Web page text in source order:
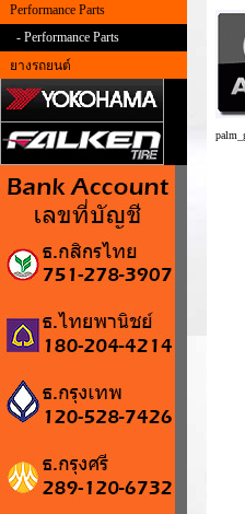
Performance Parts
- Performance Parts
ยางรถยนต์